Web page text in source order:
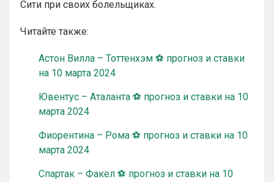
Сити при своих болельщиках.
Читайте также:
Астон Вилла – Тоттенхэм ⚽ прогноз и ставки
на 10 марта 2024
Ювентус – Аталанта ⚽ прогноз и ставки на 10
марта 2024
Фиорентина – Рома ⚽ прогноз и ставки на 10
марта 2024
Спартак – Факел ⚽ прогноз и ставки на 10